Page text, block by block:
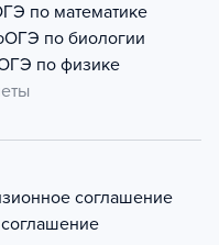
по математике
ОГЭ по биологии
по физике
соглашение